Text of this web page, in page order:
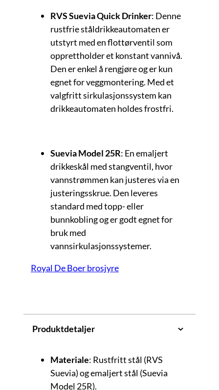
RVS Suevia Quick Drinker: Denne
rustfrie ståldrikkeautomaten er
utstyrt med en flottørventil som
opprettholder et konstant vannivå.
Den er enkel å rengjøre og er kun
egnet for veggmontering. Med et
valgfritt sirkulasjonssystem kan
drikkeautomaten holdes frostfri.
Suevia Model 25R: En emaljert
drikkeskål med stangventil, hvor
vannstrømmen kan justeres via en
justeringsskrue. Den leveres
standard med topp- eller
bunnkobling og er godt egnet for
bruk med
vannsirkulasjonssystemer.
Royal De Boer brosjyre
Produktdetaljer
Materiale: Rustfritt stål (RVS
Suevia) og emaljert stål (Suevia
Model 25R).